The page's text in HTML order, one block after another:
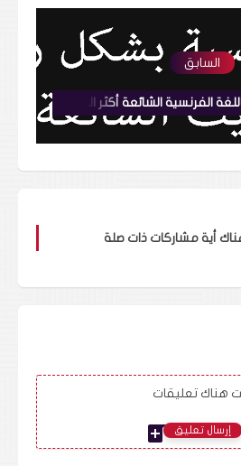
السابق
أية مشاركات ذات صلة
هناك تعليقات
إرسال تعليق add_comment